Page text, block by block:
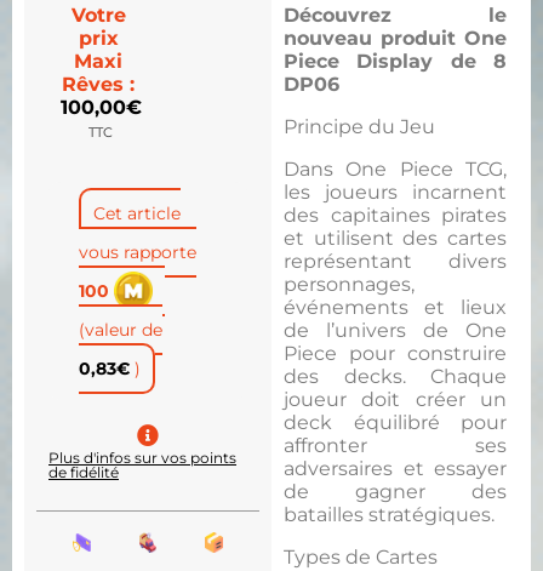
Découvrez le
nouveau produit One
Piece Display de 8
DP06
Principe du Jeu
Dans One Piece TCG,
les joueurs incarnent
des capitaines pirates
et utilisent des cartes
représentant divers
personnages,
événements et lieux
de l’univers de One
Piece pour construire
des decks. Chaque
joueur doit créer un
deck équilibré pour
affronter ses
adversaires et essayer
de gagner des
batailles stratégiques.
Types de Cartes
Votre
prix
Maxi
Rêves :
100,00€
TTC
Cet article
vous rapporte
100
(valeur de
0,83€ )
Plus d'infos sur vos points
de fidélité